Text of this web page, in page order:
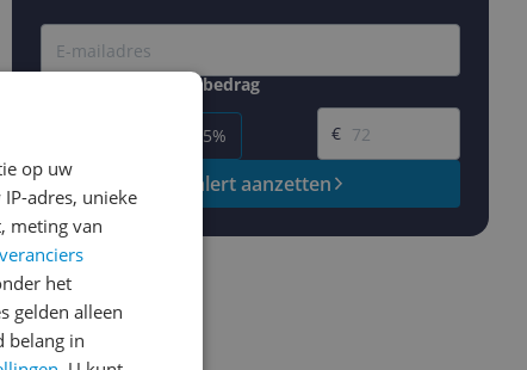
Gewenste daling of bedrag
-15%
Gewenste prijs
€
Prijsalert aanzetten
op uw
adres, unieke
meting van
het
gelden alleen
belang in